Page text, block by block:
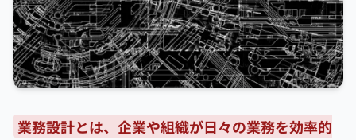
業務設計とは、企業や組織が日々の業務を効率的